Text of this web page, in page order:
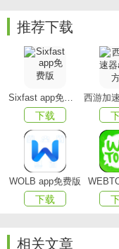
合理安排工作时间
4.模板升级：
可
的混乱
5.货号自动累加：
更新日志
推荐下载
Sixfast app免费版
下载
WOLB app免费版
下载
相关文章